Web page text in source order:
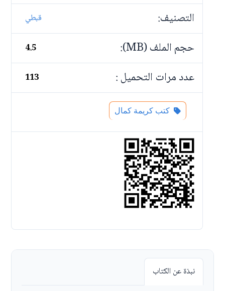
التصنيف: قبطي
حجم الملف (MB): 4.5
عدد مرات التحميل : 113
كتب كريمة كمال
نبذة عن الكتاب